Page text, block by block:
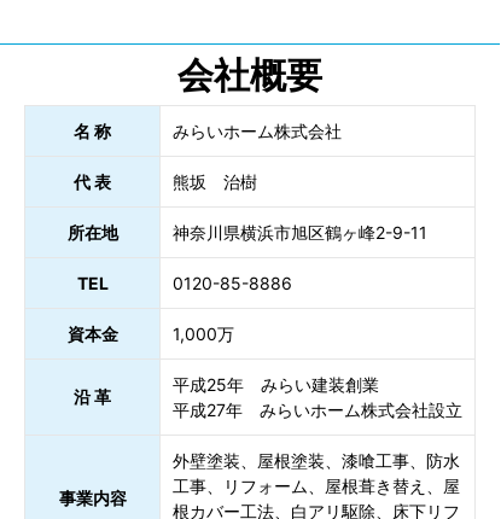
会社概要
名 称 みらいホーム株式会社
代 表 熊坂 治樹
所在地 神奈川県横浜市旭区鶴ヶ峰2-9-11
TEL 0120-85-8886
資本金 1,000万
沿 革
平成25年 みらい建装創業
平成27年 みらいホーム株式会社設立
事業内容
外壁塗装、屋根塗装、漆喰工事、防水
工事、リフォーム、屋根葺き替え、屋
根カバー工法、白アリ駆除、床下リフ